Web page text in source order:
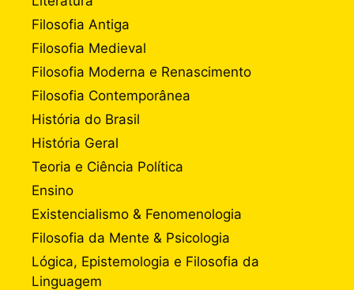
Filosofia Antiga
Filosofia Medieval
Filosofia Moderna e Renascimento
Filosofia Contemporânea
História do Brasil
História Geral
Teoria e Ciência Política
Ensino
Existencialismo & Fenomenologia
Filosofia da Mente & Psicologia
Lógica, Epistemologia e Filosofia da
Linguagem